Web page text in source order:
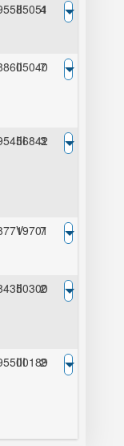
II 4
II 7
III 3
V 7
II 2
III 2